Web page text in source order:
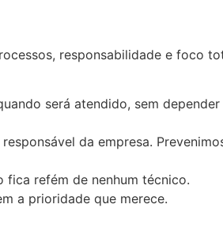
responsabilidade e foco
será atendido, sem
da empresa.
refém de nenhum técnico.
a prioridade que merece.